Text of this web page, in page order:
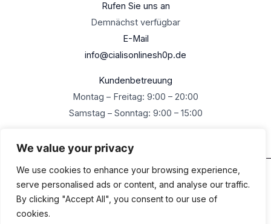
We value your privacy
We use cookies to enhance your browsing experience,
serve personalised ads or content, and analyse our traffic.
By clicking "Accept All", you consent to our use of
cookies.
Rufen Sie uns an
Demnächst verfügbar
E-Mail
info@cialisonlinesh0p.de
Kundenbetreuung
Montag – Freitag: 9:00 – 20:00
Samstag – Sonntag: 9:00 – 15:00
Urheberrecht © 2026 Cialisonlineshop.de Alle Rechte
vorbehalten